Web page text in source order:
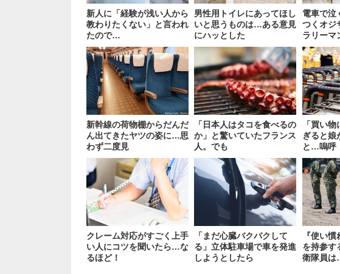
新人に「経験が浅い人から
教わりたくない」と言われ
たので…
男性用トイレにあってほし
いと思うものは…ある意見
にハッとした
電車で泣
つくオジ
ラリーマ
新幹線の荷物棚からだんだ
ん出てきたヤツの姿に…思
わず二度見
「日本人はタコを食べるの
か」と驚いていたフランス
人。でも
「買い
ぎると娘
と…嗚呼
クレーム対応がすごく上手
い人にコツを聞いたら…な
るほど！
「まだ心臓バクバクして
る」立体駐車場で車を発進
しようとしたら
『使い慣
を持参す
衛隊員